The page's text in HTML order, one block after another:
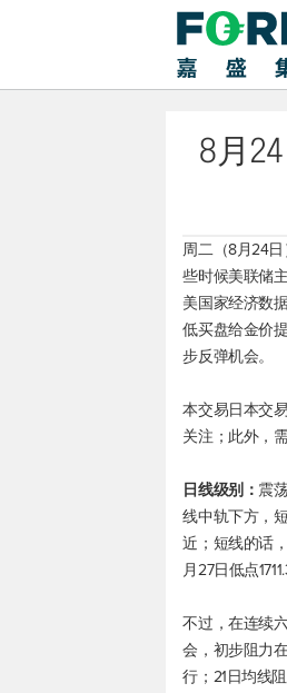
8月
周二（8月24日
些时候美联储
美国家经济数
低买盘给金价
步反弹机会。
本交易日本交
关注；此外，
日线级别： 震
线中轨下方，
近；短线的话
月27日低点
不过，在连续
会，初步阻力
行；21日均线